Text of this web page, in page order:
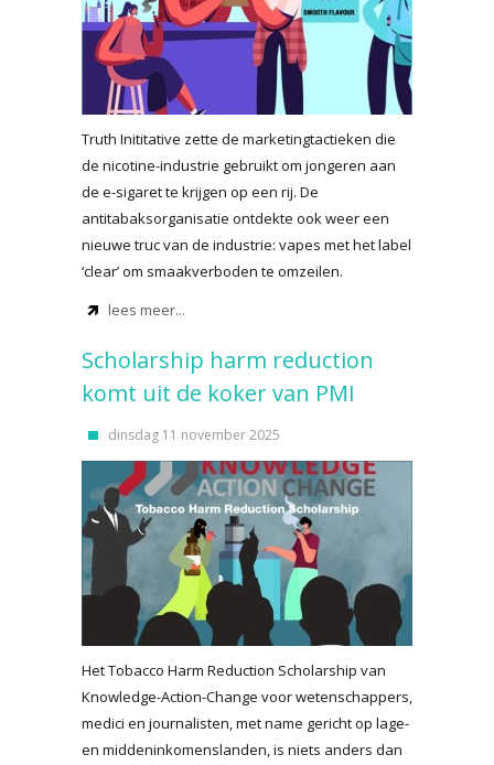
Truth Inititative zette de marketingtactieken die
de nicotine-industrie gebruikt om jongeren aan
de e-sigaret te krijgen op een rij. De
antitabaksorganisatie ontdekte ook weer een
nieuwe truc van de industrie: vapes met het label
‘clear’ om smaakverboden te omzeilen.
lees meer...
Scholarship harm reduction
komt uit de koker van PMI
dinsdag 11 november 2025
Het Tobacco Harm Reduction Scholarship van
Knowledge-Action-Change voor wetenschappers,
medici en journalisten, met name gericht op lage-
en middeninkomenslanden, is niets anders dan